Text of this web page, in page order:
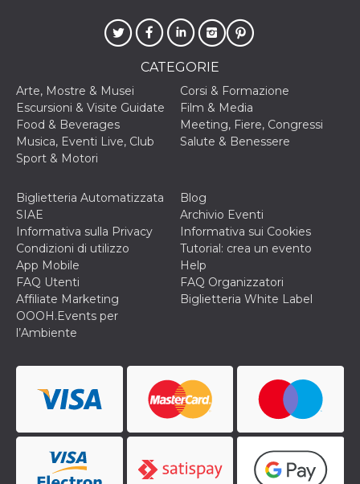
CATEGORIE
Arte, Mostre & Musei
Corsi & Formazione
Escursioni & Visite Guidate
Film & Media
Food & Beverages
Meeting, Fiere, Congressi
Musica, Eventi Live, Club
Salute & Benessere
Sport & Motori
Biglietteria Automatizzata
SIAE
Blog
Archivio Eventi
Informativa sulla Privacy
Informativa sui Cookies
Condizioni di utilizzo
Tutorial: crea un evento
App Mobile
Help
FAQ Utenti
FAQ Organizzatori
Affiliate Marketing
Biglietteria White Label
OOOH.Events per
l’Ambiente